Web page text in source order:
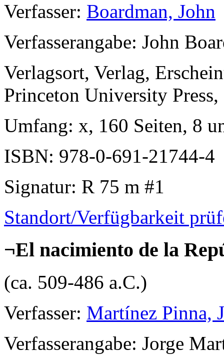
Verfasser: Boardman, John
Verfasserangabe: John
Verlagsort, Verlag,
Princeton University Press,
Umfang: x, 160 Seiten, 8
ISBN: 978-0-691-21744-4
Signatur: R 75 m #1
Standort/Verfügbarkeit
¬El nacimiento de la
(ca. 509-486 a.C.)
Verfasser: Martínez Pinna,
Verfasserangabe: Jorge